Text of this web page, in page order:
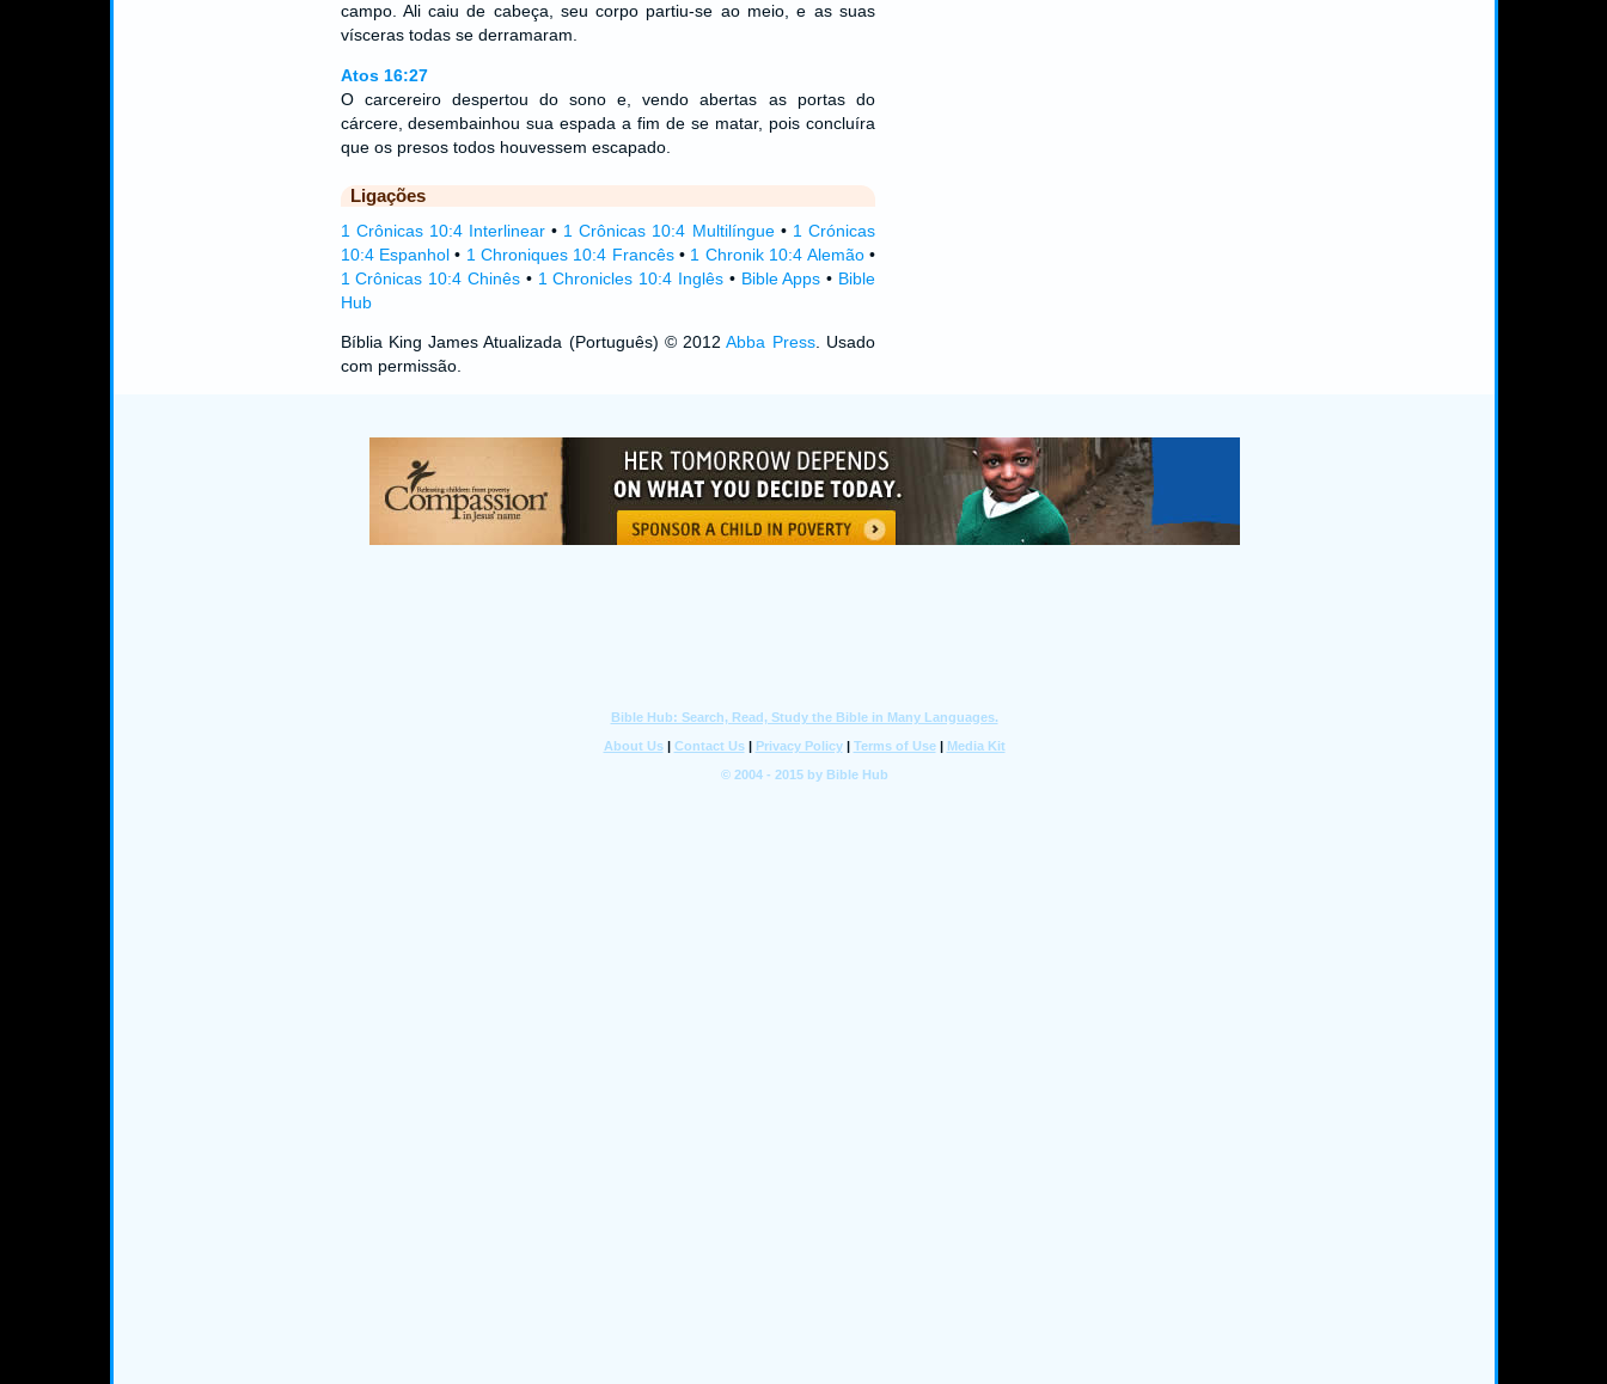
campo. Ali caiu de cabeça, seu corpo partiu-se ao meio, e as suas
vísceras todas se derramaram.
Atos 16:27
O carcereiro despertou do sono e, vendo abertas as portas do
cárcere, desembainhou sua espada a fim de se matar, pois concluíra
que os presos todos houvessem escapado.
Ligações
1 Crônicas 10:4 Interlinear• 1 Crônicas 10:4 Multilíngue• 1 Crónicas
10:4 Espanhol• 1 Chroniques 10:4 Francês• 1 Chronik 10:4 Alemão•
1 Crônicas 10:4 Chinês• 1 Chronicles 10:4 Inglês• Bible Apps • Bible
Hub
Bíblia King James Atualizada (Português) © 2012Abba Press. Usado
com permissão.